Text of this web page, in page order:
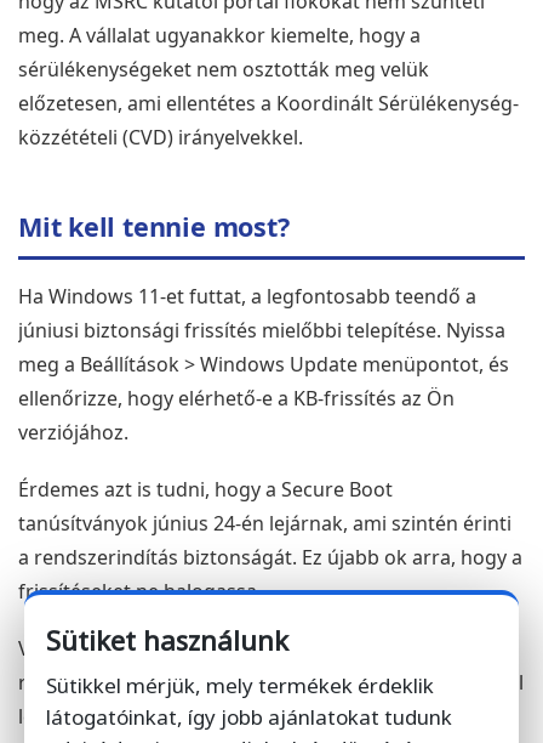
meg. A vállalat ugyanakkor kiemelte, hogy a
sérülékenységeket nem osztották meg velük
előzetesen, ami ellentétes a Koordinált Sérülékenység-
közzétételi (CVD) irányelvekkel.
Mit kell tennie most?
Ha Windows 11-et futtat, a legfontosabb teendő a
júniusi biztonsági frissítés mielőbbi telepítése. Nyissa
meg a Beállítások > Windows Update menüpontot, és
ellenőrizze, hogy elérhető-e a KB-frissítés az Ön
verziójához.
Érdemes azt is tudni, hogy a Secure Boot
tanúsítványok június 24-én lejárnak, ami szintén érinti
a rendszerindítás biztonságát. Ez újabb ok arra, hogy a
frissítéseket ne halogassa.
Vállalati környezetben különösen fontos a gyors
reagálás: a BitLocker megkerülése fizikai hozzáféréssel
lehetséges volt, ami irodai vagy megosztott
Sütiket használunk
Sütikkel mérjük, mely termékek érdeklik
látogatóinkat, így jobb ajánlatokat tudunk